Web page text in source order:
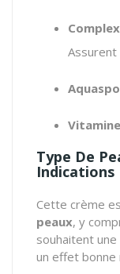
Vitamine
Type De
Indications
Cette crème
peaux, y
souhaitent
un effet bonne